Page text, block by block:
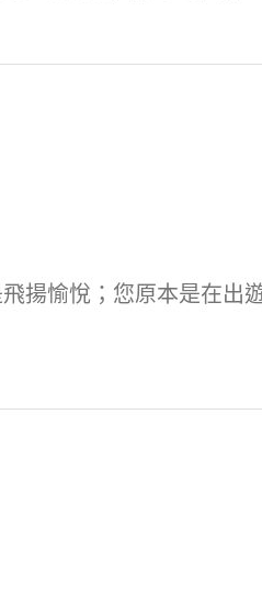
揚愉悅；您原本是在出